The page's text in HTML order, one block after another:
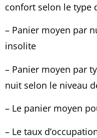
confort selon le type
– Panier moyen par
insolite
– Panier moyen par
nuit selon le niveau
– Le panier moyen
– Le taux